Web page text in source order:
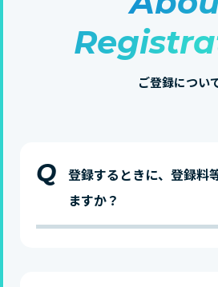
ご登録につい
Q
登録するときに、登録料
ますか？